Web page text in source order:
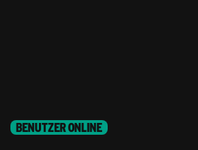
BENUTZER ONLINE